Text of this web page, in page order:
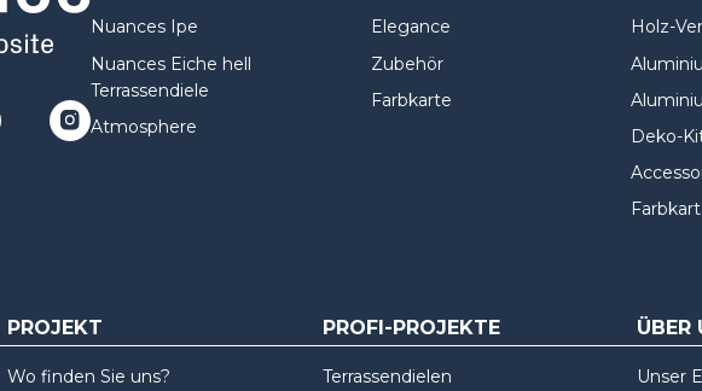
Nuances Ipe
Nuances Eiche hell
Terrassendiele
Atmosphere
Elegance
Zubehör
Farbkarte
Holz-
Deko-
PROJEKT
Wo finden Sie uns?
PROFI-PROJEKTE
Terrassendielen
ÜBER
Unser